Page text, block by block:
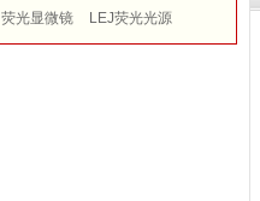
荧光显微镜
LEJ荧光光源